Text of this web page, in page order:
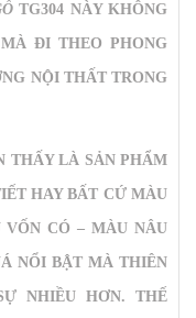
TG304 NÀY KHÔNG
ĐI THEO PHONG
NỘI THẤT TRONG
THẤY LÀ SẢN PHẨM
HAY BẤT CỨ MÀU
CÓ – MÀU NÂU
NỔI BẬT MÀ THIÊN
NHIỀU HƠN. THẾ